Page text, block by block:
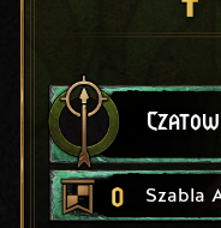
0 Szabla